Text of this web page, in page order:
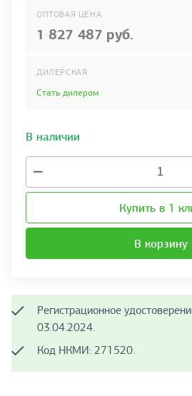
ОПТОВАЯ ЦЕНА
1 827 487 руб.
ДИЛЕРСКАЯ
Стать дилером
В наличии
Купить в 1
В корзину
Регистрационное
03.04.2024.
Код НКМИ: 271520.